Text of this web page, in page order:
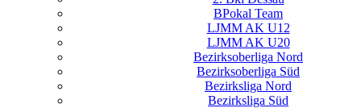
BPokal Team
LJMM AK U12
LJMM AK U20
Bezirksoberliga Nord
Bezirksoberliga Süd
Bezirksliga Nord
Bezirksliga Süd